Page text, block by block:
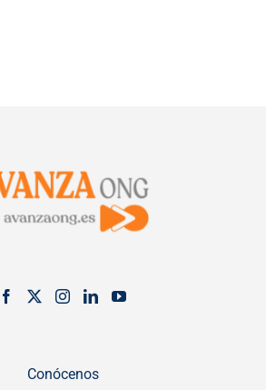
Conócenos